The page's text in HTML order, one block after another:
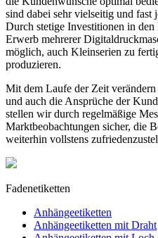
sind dabei sehr vielseitig und fast
Durch stetige Investitionen in
Erwerb mehrerer
möglich, auch Kleinserien zu
produzieren.
Mit dem Laufe der Zeit
und auch die Ansprüche der
stellen wir durch regelmäßige
Marktbeobachtungen sicher, die
weiterhin vollstens
Fadenetiketten
Anhängeetiketten
Anhängeetiketten mit Draht